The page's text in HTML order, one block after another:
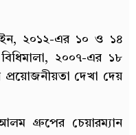
২০১২-এর ১০ ও ১৪
২০০৭-এর ১৮
দেখা দেয়
গ্রুপের চেয়ারম্যান